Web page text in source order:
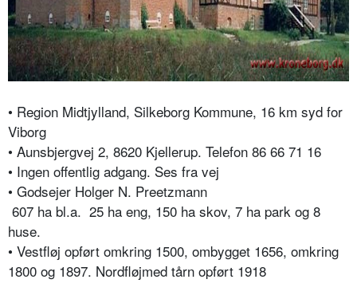
• Region Midtjylland, Silkeborg Kommune, 16 km syd for
Viborg
• Aunsbjergvej 2, 8620 Kjellerup. Telefon 86 66 71 16
• Ingen offentlig adgang. Ses fra vej
• Godsejer Holger N. Preetzmann
607 ha bl.a. 25 ha eng, 150 ha skov, 7 ha park og 8
huse.
• Vestfløj opført omkring 1500, ombygget 1656, omkring
1800 og 1897. Nordfløjmed tårn opført 1918